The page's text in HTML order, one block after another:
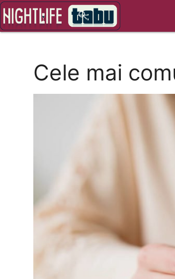
search
Cele mai